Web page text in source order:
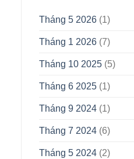
Tháng 5 2026(1)
Tháng 1 2026(7)
Tháng 10 2025(5)
Tháng 6 2025(1)
Tháng 9 2024(1)
Tháng 7 2024(6)
Tháng 5 2024(2)